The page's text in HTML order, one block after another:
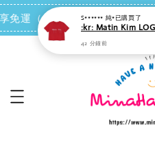
運（台灣離島地區除外）
42 分鐘前